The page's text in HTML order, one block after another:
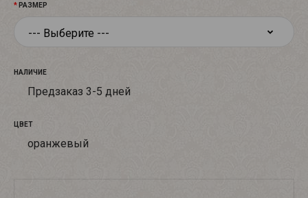
РАЗМЕР
НАЛИЧИЕ
Предзаказ 3-5 дней
ЦВЕТ
оранжевый